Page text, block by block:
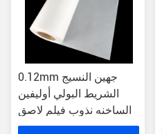
0.12mm جهين النسيج
الشريط البولي أوليفين
الساخنه نذوب فيلم لاصق